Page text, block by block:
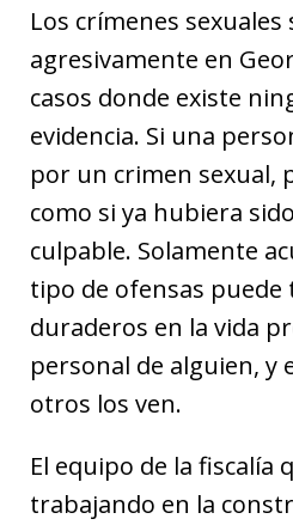
Los crímenes
agresivamente en
casos donde existe
evidencia. Si una
por un crimen sexual,
como si ya hubiera
culpable. Solamente
tipo de ofensas puede
duraderos en la vida
personal de alguien, y
otros los ven.
El equipo de la fiscalía
trabajando en la